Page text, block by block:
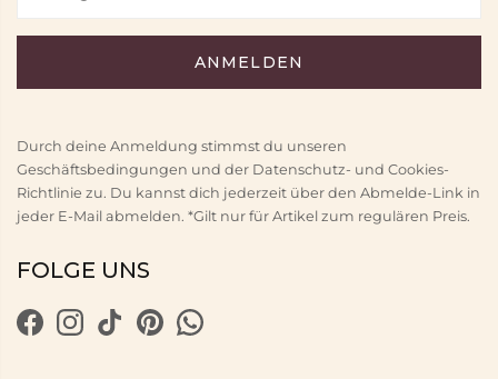
Durch deine Anmeldung stimmst du unseren
Geschäftsbedingungen und der Datenschutz- und Cookies-
Richtlinie zu. Du kannst dich jederzeit über den Abmelde-Link in
jeder E-Mail abmelden. *Gilt nur für Artikel zum regulären Preis.
FOLGE UNS